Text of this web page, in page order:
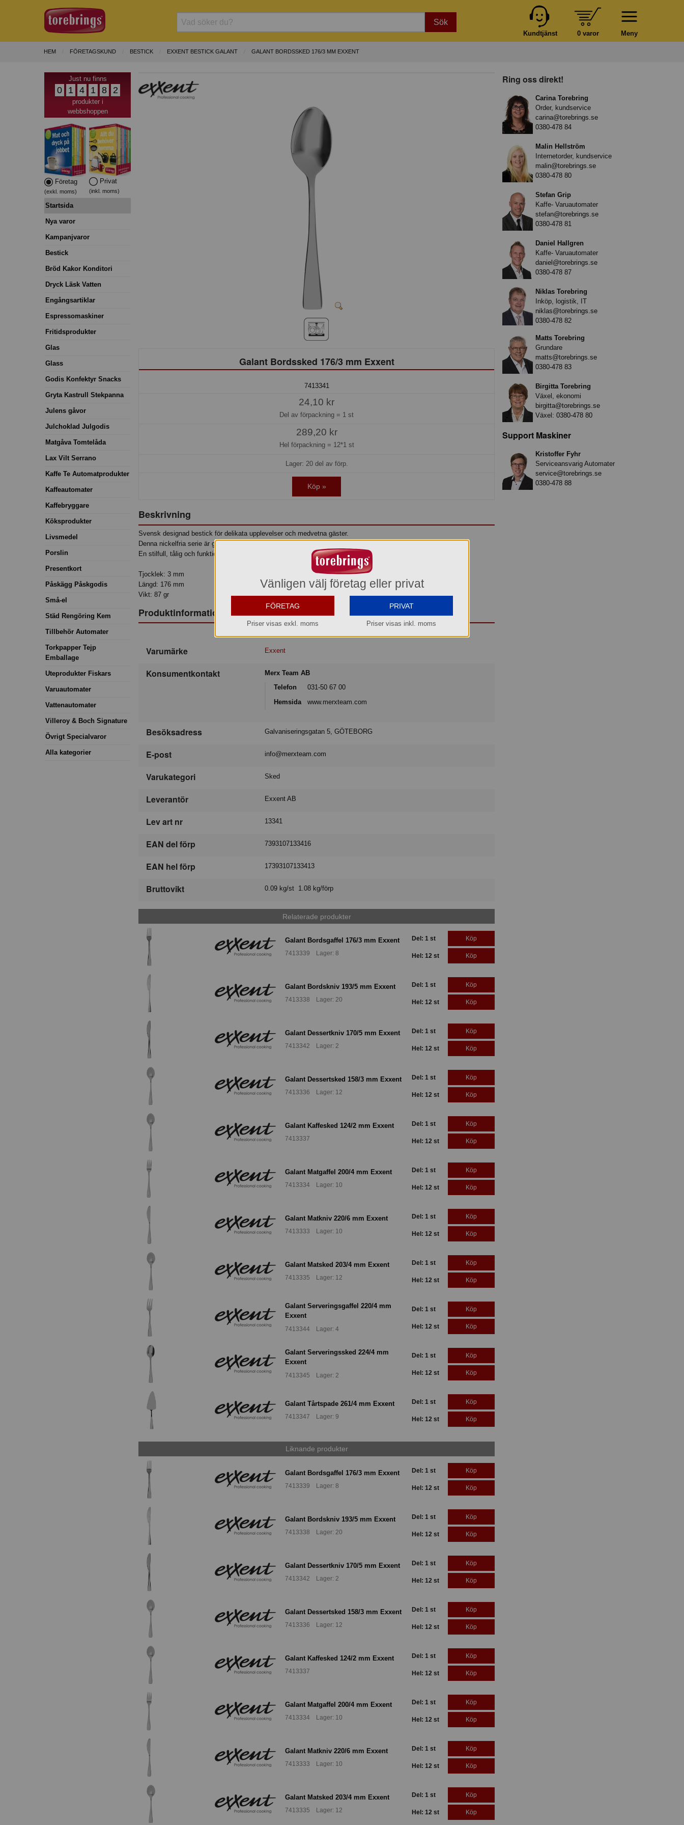
Sök
Meny
0 varor
Kundtjänst
HEM FÖRETAGSKUND BESTICK EXXENT BESTICK GALANT GALANT BORDSSKED 176/3 MM EXXENT
Just nu finns
0 1 4 1 8 2
produkter i
webbshoppen
Företag
(exkl. moms)
Privat
(inkl. moms)
Startsida
Nya varor
Kampanjvaror
Bestick
Bröd Kakor Konditori
Dryck Läsk Vatten
Engångsartiklar
Espressomaskiner
Fritidsprodukter
Glas
Glass
Godis Konfektyr Snacks
Gryta Kastrull Stekpanna
Julens gåvor
Julchoklad Julgodis
Matgåva Tomtelåda
Lax Vilt Serrano
Kaffe Te Automatprodukter
Kaffeautomater
Kaffebryggare
Köksprodukter
Livsmedel
Porslin
Presentkort
Påskägg Påskgodis
Små-el
Städ Rengöring Kem
Tillbehör Automater
Torkpapper Tejp
Emballage
Uteprodukter Fiskars
Varuautomater
Vattenautomater
Villeroy & Boch Signature
Övrigt Specialvaror
Alla kategorier
Galant Bordssked 176/3 mm Exxent
7413341
24,10 kr
Del av förpackning = 1 st
289,20 kr
Hel förpackning = 12*1 st
Lager: 20 del av förp.
Köp »
Beskrivning
Svensk designad bestick för delikata upplevelser och medvetna gäster.
Denna nickelfria serie är gjord av rostfritt 18/0-stål med hållbara former.
En stilfull, tålig och funktionell sked för vardag och fest.
Tjocklek: 3 mm
Längd: 176 mm
Vikt: 87 gr
Produktinformation
Varumärke Exxent
Konsumentkontakt
Merx Team AB
Telefon
031-50 67 00
Hemsida
www.merxteam.com
Besöksadress Galvaniseringsgatan 5, GÖTEBORG
E-post info@merxteam.com
Varukategori Sked
Leverantör Exxent AB
Lev art nr 13341
EAN del förp 7393107133416
EAN hel förp 17393107133413
Bruttovikt 0.09 kg/st 1.08 kg/förp
Relaterade produkter
Galant Bordsgaffel 176/3 mm Exxent
7413339 Lager: 8
Del: 1 st Köp
Hel: 12 st Köp
Galant Bordskniv 193/5 mm Exxent
7413338 Lager: 20
Del: 1 st Köp
Hel: 12 st Köp
Galant Dessertkniv 170/5 mm Exxent
7413342 Lager: 2
Del: 1 st Köp
Hel: 12 st Köp
Galant Dessertsked 158/3 mm Exxent
7413336 Lager: 12
Del: 1 st Köp
Hel: 12 st Köp
Galant Kaffesked 124/2 mm Exxent
7413337
Del: 1 st Köp
Hel: 12 st Köp
Galant Matgaffel 200/4 mm Exxent
7413334 Lager: 10
Del: 1 st Köp
Hel: 12 st Köp
Galant Matkniv 220/6 mm Exxent
7413333 Lager: 10
Del: 1 st Köp
Hel: 12 st Köp
Galant Matsked 203/4 mm Exxent
7413335 Lager: 12
Del: 1 st Köp
Hel: 12 st Köp
Galant Serveringsgaffel 220/4 mm
Exxent
7413344 Lager: 4
Del: 1 st Köp
Hel: 12 st Köp
Galant Serveringssked 224/4 mm
Exxent
7413345 Lager: 2
Del: 1 st Köp
Hel: 12 st Köp
Galant Tårtspade 261/4 mm Exxent
7413347 Lager: 9
Del: 1 st Köp
Hel: 12 st Köp
Liknande produkter
Galant Bordsgaffel 176/3 mm Exxent
7413339 Lager: 8
Del: 1 st Köp
Hel: 12 st Köp
Galant Bordskniv 193/5 mm Exxent
7413338 Lager: 20
Del: 1 st Köp
Hel: 12 st Köp
Galant Dessertkniv 170/5 mm Exxent
7413342 Lager: 2
Del: 1 st Köp
Hel: 12 st Köp
Galant Dessertsked 158/3 mm Exxent
7413336 Lager: 12
Del: 1 st Köp
Hel: 12 st Köp
Galant Kaffesked 124/2 mm Exxent
7413337
Del: 1 st Köp
Hel: 12 st Köp
Galant Matgaffel 200/4 mm Exxent
7413334 Lager: 10
Del: 1 st Köp
Hel: 12 st Köp
Galant Matkniv 220/6 mm Exxent
7413333 Lager: 10
Del: 1 st Köp
Hel: 12 st Köp
Galant Matsked 203/4 mm Exxent
7413335 Lager: 12
Del: 1 st Köp
Hel: 12 st Köp
Ring oss direkt!
Carina Torebring
Order, kundservice
carina@torebrings.se
0380-478 84
Malin Hellström
Internetorder, kundservice
malin@torebrings.se
0380-478 80
Stefan Grip
Kaffe- Varuautomater
stefan@torebrings.se
0380-478 81
Daniel Hallgren
Kaffe- Varuautomater
daniel@torebrings.se
0380-478 87
Niklas Torebring
Inköp, logistik, IT
niklas@torebrings.se
0380-478 82
Matts Torebring
Grundare
matts@torebrings.se
0380-478 83
Birgitta Torebring
Växel, ekonomi
birgitta@torebrings.se
Växel: 0380-478 80
Support Maskiner
Kristoffer Fyhr
Serviceansvarig Automater
service@torebrings.se
0380-478 88
Vänligen välj företag eller privat
FÖRETAG
Priser visas exkl. moms
PRIVAT
Priser visas inkl. moms